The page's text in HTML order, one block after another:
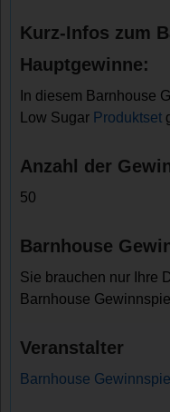
Kurz-Infos zum
Hauptgewinne:
In diesem Barnhouse
Low Sugar Produktset
Anzahl der
50
Barnhouse
Sie brauchen nur Ihre
Barnhouse
Veranstalter
Barnhouse Gewinnspiel